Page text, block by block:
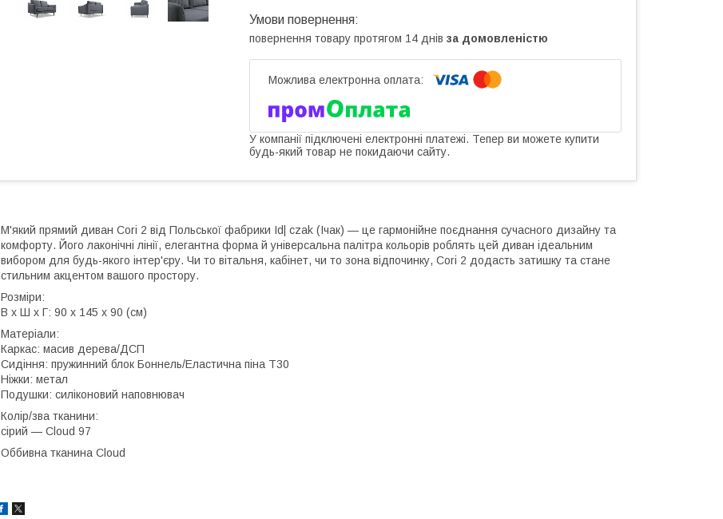
повернення товару протягом 14 днів за домовленістю
У компанії підключені електронні платежі. Тепер ви можете купити
будь-який товар не покидаючи сайту.
М'який прямий диван Cori 2 від Польської фабрики Id| czak (Ічак) — це гармонійне поєднання сучасного дизайну та
комфорту. Його лаконічні лінії, елегантна форма й універсальна палітра кольорів роблять цей диван ідеальним
вибором для будь-якого інтер'єру. Чи то вітальня, кабінет, чи то зона відпочинку, Cori 2 додасть затишку та стане
стильним акцентом вашого простору.
Розміри:
В х Ш х Г: 90 х 145 х 90 (см)
Матеріали:
Каркас: масив дерева/ДСП
Сидіння: пружинний блок Боннель/Еластична піна Т30
Ніжки: метал
Подушки: силіконовий наповнювач
Колір/зва тканини:
сірий — Cloud 97
Оббивна тканина Cloud